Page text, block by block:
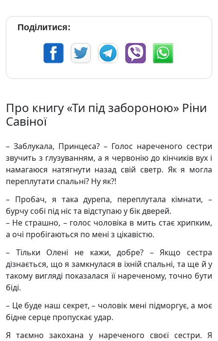
Поділитися:
Про книгу «Ти під забороною» Ріни
Савіної
– Заблукала, Принцеса? – Голос нареченого сестри
звучить з глузуванням, а я червонію до кінчиків вух і
намагаюся натягнути назад свій светр. Як я могла
переплутати спальні? Ну як?!
– Пробач, я така дурепа, переплутала кімнати, –
бурчу собі під ніс та відступаю у бік дверей.
– Не страшно, – голос чоловіка в мить стає хрипким,
а очі пробігаються по мені з цікавістю.
– Тільки Олені не кажи, добре? – Якщо сестра
дізнається, що я замкнулася в їхній спальні, та ще й у
такому вигляді показалася її нареченому, точно бути
біді.
– Це буде наш секрет, – чоловік мені підморгує, а моє
бідне серце пропускає удар.
Я таємно закохана у нареченого своєї сестри. Я